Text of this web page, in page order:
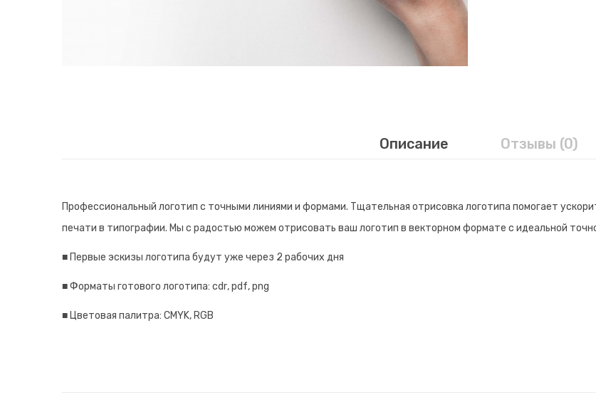
Описание Отзывы (0)
Профессиональный логотип с точными линиями и формами. Тщательная отрисовка логотипа помогает
печати в типографии. Мы с радостью можем отрисовать ваш логотип в векторном формате с идеальной
■ Первые эскизы логотипа будут уже через 2 рабочих дня
■Форматы готового логотипа: cdr,pdf,png
■ Цветовая палитра: CMYK, RGB